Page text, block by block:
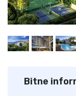
Bitne